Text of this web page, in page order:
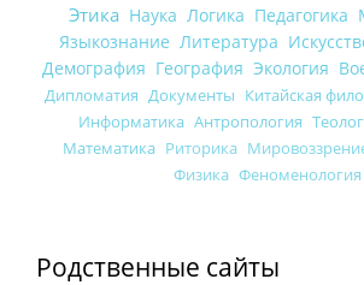
Этика Наука Логика Педагогика
Языкознание Литература
Демография География Экология
Дипломатия Документы Китайская
Информатика Антропология
Математика Риторика
Физика Феноменология
Родственные сайты